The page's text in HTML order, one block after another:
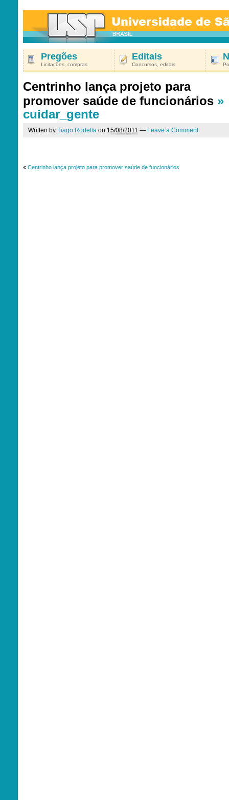
Pregões
Licitações, compras
Editais
Concursos, editais
Centrinho lança projeto para
promover saúde de funcionários »
cuidar_gente
Written by Tiago Rodella on 15/08/2011 — Leave a Comment
« Centrinho lança projeto para promover saúde de funcionários